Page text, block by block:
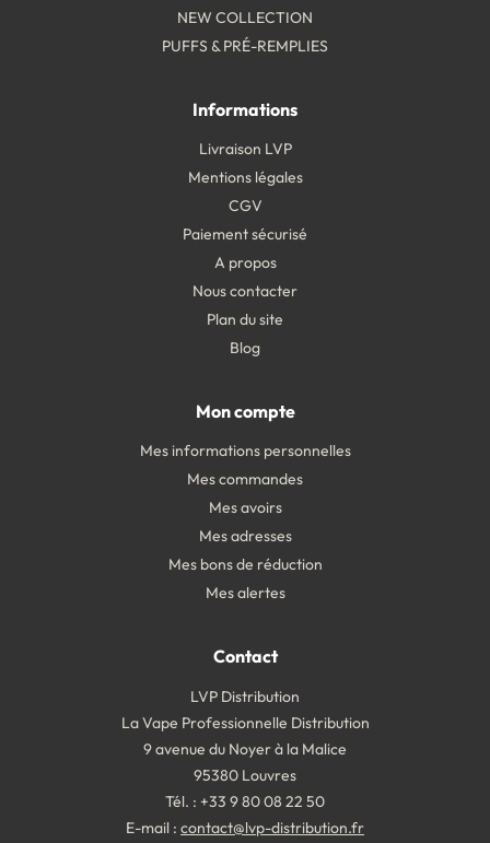
NEW COLLECTION
PUFFS & PRÉ-REMPLIES
Informations
Livraison LVP
Mentions légales
CGV
Paiement sécurisé
A propos
Nous contacter
Plan du site
Blog
Mon compte
Mes informations personnelles
Mes commandes
Mes avoirs
Mes adresses
Mes bons de réduction
Mes alertes
Contact
LVP Distribution
La Vape Professionnelle Distribution
9 avenue du Noyer à la Malice
95380 Louvres
Tél. : +33 9 80 08 22 50
E-mail : contact@lvp-distribution.fr